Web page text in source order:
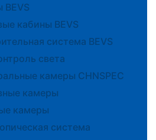
кабины BEVS
система BEVS
света
камеры CHNSPEC
камеры
камеры
система